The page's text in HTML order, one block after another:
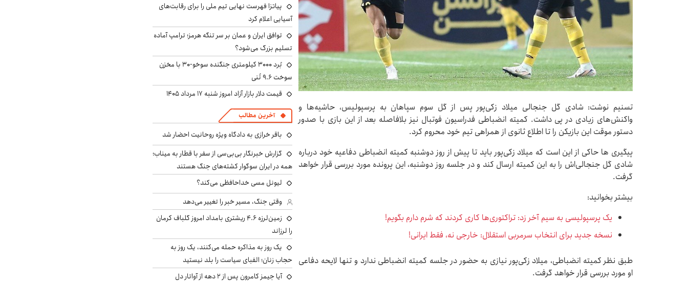
تسنیم نوشت: شادی گل جنجالی میلاد زکی‌پور پس از گل سوم سپاهان به پرسپولیس، حاشیه‌ها و
واکنش‌های زیادی در پی داشت. کمیته انضباطی فدراسیون فوتبال نیز بلافاصله بعد از این بازی با صدور
دستور موقت این بازیکن را تا اطلاع ثانوی از همراهی تیم خود محروم کرد.
پیگیری ها حاکی از این است که میلاد زکی‌پور باید تا پیش از روز دوشنبه کمیته انضباطی دفاعیه خود درباره
شادی‌ گل جنجالی‌اش را به این کمیته ارسال کند و در جلسه روز دوشنبه، این پرونده مورد بررسی قرار خواهد
گرفت.
بیشتر بخوانید:
یک پرسپولیسی به سیم آخر زد: تراکتوری‌ها کاری کردند که شرم دارم بگویم!
نسخه جدید برای انتخاب سرمربی استقلال: خارجی نه، فقط ایرانی!
طبق نظر کمیته انضباطی، میلاد زکی‌پور نیازی به حضور در جلسه کمیته انضباطی ندارد و تنها لایحه دفاعی
او مورد بررسی قرار خواهد گرفت.
پیاتزا فهرست نهایی تیم ملی را برای رقابت‌های
آسیایی اعلام کرد
توافق ایران و عمان بر سر تنگه هرمز؛ ترامپ آماده
تسلیم بزرگ می‌شود؟
بُرد ۳۰۰۰ کیلومتری جنگنده سوخو-۳۰ با مخزن
سوخت ۹.۶ تُنی
قیمت دلار بازار آزاد امروز شنبه ۱۷ مرداد ۱۴۰۵
آخرین مطالب
باقر خرازی به دادگاه ویژه روحانیت احضار شد
گزارش خبرنگار بی‌بی‌سی از سفر با قطار به میناب؛
همه در ایران سوگوار کشته‌های جنگ هستند
لیونل مسی خداحافظی می‌کند؟
وقتی جنگ، مسیر خبر را تغییر می‌دهد
زمین‌لرزه ۴.۶ ریشتری بامداد امروز گلباف کرمان
را لرزاند
یک روز به مذاکره حمله می‌کنند، یک روز به
حجاب زنان؛ الفبای سیاست را بلد نیستید
آیا جیمز کامرون پس از ۲ دهه از آواتار دل